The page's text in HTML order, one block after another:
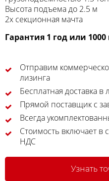
Высота подъема до 2.5 м
2х секционная мачта
Гарантия 1 год или
Отправим
лизинга
Бесплатная доставка
Прямой поставщик с
Всегда
Стоимость включает в
НДС
Узнать